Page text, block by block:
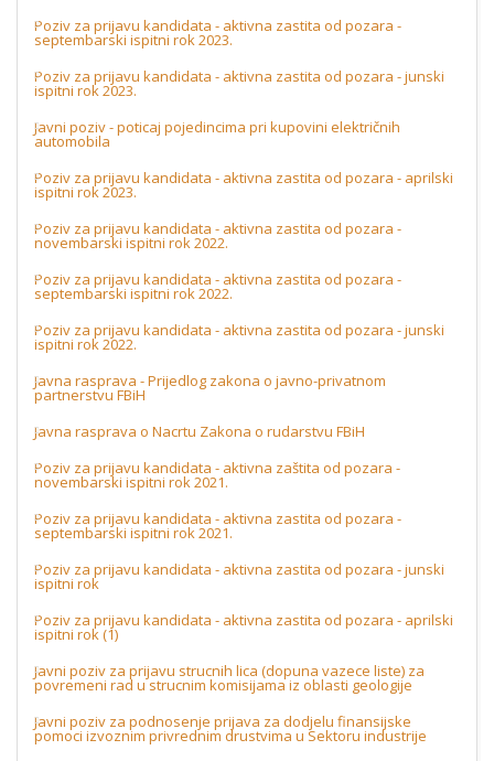
Poziv za prijavu kandidata - aktivna zastita od pozara -
septembarski ispitni rok 2023.
Poziv za prijavu kandidata - aktivna zastita od pozara - junski
ispitni rok 2023.
Javni poziv - poticaj pojedincima pri kupovini električnih
automobila
Poziv za prijavu kandidata - aktivna zastita od pozara - aprilski
ispitni rok 2023.
Poziv za prijavu kandidata - aktivna zastita od pozara -
novembarski ispitni rok 2022.
Poziv za prijavu kandidata - aktivna zastita od pozara -
septembarski ispitni rok 2022.
Poziv za prijavu kandidata - aktivna zastita od pozara - junski
ispitni rok 2022.
Javna rasprava - Prijedlog zakona o javno-privatnom
partnerstvu FBiH
Javna rasprava o Nacrtu Zakona o rudarstvu FBiH
Poziv za prijavu kandidata - aktivna zaštita od pozara -
novembarski ispitni rok 2021.
Poziv za prijavu kandidata - aktivna zastita od pozara -
septembarski ispitni rok 2021.
Poziv za prijavu kandidata - aktivna zastita od pozara - junski
ispitni rok
Poziv za prijavu kandidata - aktivna zastita od pozara - aprilski
ispitni rok (1)
Javni poziv za prijavu strucnih lica (dopuna vazece liste) za
povremeni rad u strucnim komisijama iz oblasti geologije
Javni poziv za podnosenje prijava za dodjelu finansijske
pomoci izvoznim privrednim drustvima u Sektoru industrije